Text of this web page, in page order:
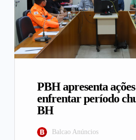
PBH apresenta
enfrentar período
BH
Balcao Anúncios